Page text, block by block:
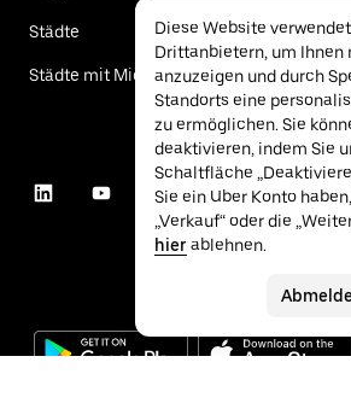
Städte
Städte mit Mietwagen
Diese Website
Drittanbietern, um Ihnen
anzuzeigen und durch
Standorts eine
zu ermöglichen. Sie
deaktivieren, indem Sie
Schaltfläche
Sie ein Uber Konto
„Verkauf“ oder die
hierablehnen.